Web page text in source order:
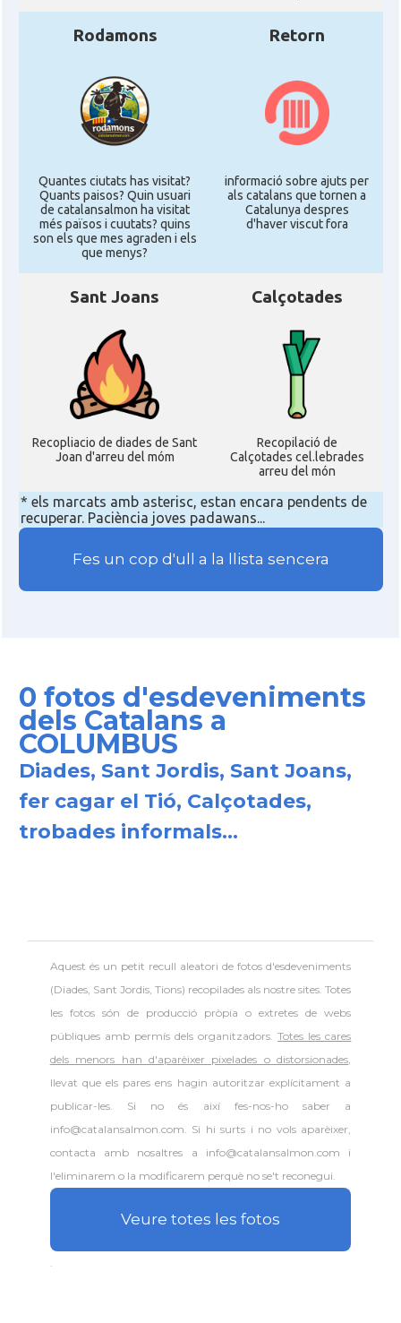
Acció Acció a Washington DC
Acció ACCIÓ Miami
Delegació del Govern als Estats
Delegació
Delegació del Govern als Estats
Units i Canadà (Washington)
Consolat Consolat general a Chicago
Consolat
Consolat Consolat general a Los Angeles
Consolat Consolat general a Miami
Consolat Consolat general a San Francisco
Ambaixada
Ambaixada espanyola a Estats Units
d'Amèrica
* + ambaixades i consolats
Rodamons
Quantes ciutats has visitat?
Quants paisos? Quin usuari
de catalansalmon ha visitat
més països i cuutats? quins
son els que mes agraden i els
que menys?
Retorn
informació sobre ajuts per
als catalans que tornen a
Catalunya despres
d'haver viscut fora
Sant Joans
Recopliacio de diades de Sant
Joan d'arreu del móm
Calçotades
Recopilació de
Calçotades cel.lebrades
arreu del món
* els marcats amb asterisc, estan encara pendents de
recuperar. Paciència joves padawans...
Fes un cop d'ull a la llista sencera
0 fotos d'esdeveniments
dels Catalans a
COLUMBUS
Diades, Sant Jordis, Sant Joans,
fer cagar el Tió, Calçotades,
trobades informals...
Aquest és un petit recull aleatori defotos d'esdeveniments
(Diades, Sant Jordis, Tions) recopilades als nostre sites. Totes
les fotos són de producció pròpia o extretes de webs
públiques amb permís dels organitzadors.Totes les cares
dels menors han d'aparèixer pixelades o distorsionades,
llevat que els pares ens hagin autoritzar explícitament a
publicar-les. Si no és així fes-nos-ho saber a
info@catalansalmon.com. Si hi surts i no vols aparèixer,
contacta amb nosaltres a info@catalansalmon.com i
l'eliminarem o la modificarem perquè no se't reconegui.
Veure totes les fotos